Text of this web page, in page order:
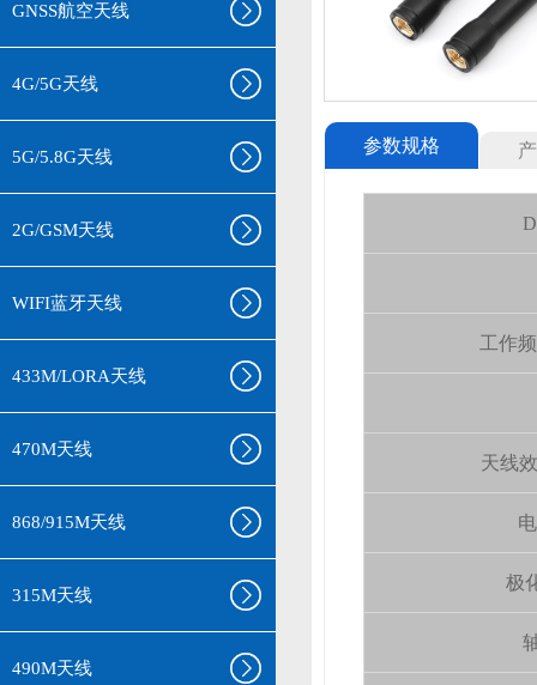
GNSS航空天线
4G/5G天线
5G/5.8G天线
2G/GSM天线
WIFI蓝牙天线
433M/LORA天线
470M天线
868/915M天线
315M天线
490M天线
参数规格
工作
天线
极